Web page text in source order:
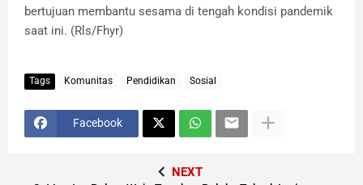
bertujuan membantu sesama di tengah kondisi pandemik
saat ini. (Rls/Fhyr)
Tags Komunitas Pendidikan Sosial
Facebook
NEXT